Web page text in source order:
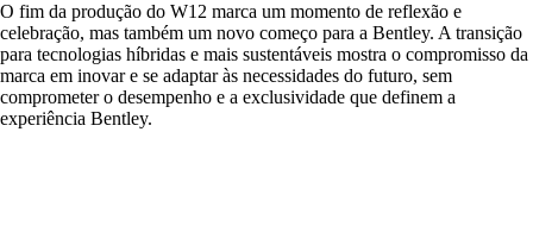
O fim da produção do W12 marca um momento de reflexão e
celebração, mas também um novo começo para a Bentley. A transição
para tecnologias híbridas e mais sustentáveis mostra o compromisso da
marca em inovar e se adaptar às necessidades do futuro, sem
comprometer o desempenho e a exclusividade que definem a
experiência Bentley.